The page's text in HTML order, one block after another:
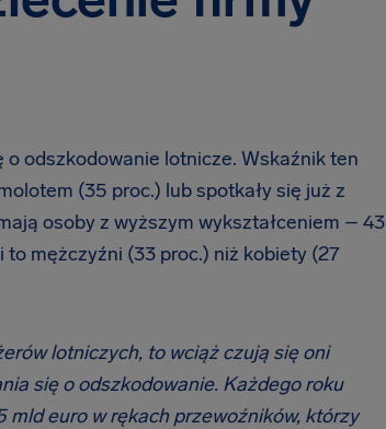
odszkodowanie lotnicze. Wskaźnik ten
(35 proc.) lub spotkały się już z
osoby z wyższym wykształceniem – 43
to mężczyźni (33 proc.) niż kobiety (27
lotniczych, to wciąż czują się oni
się o odszkodowanie. Każdego roku
mld euro w rękach przewoźników, którzy